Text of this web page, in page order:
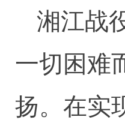
湘江战
一切困难
扬。在实